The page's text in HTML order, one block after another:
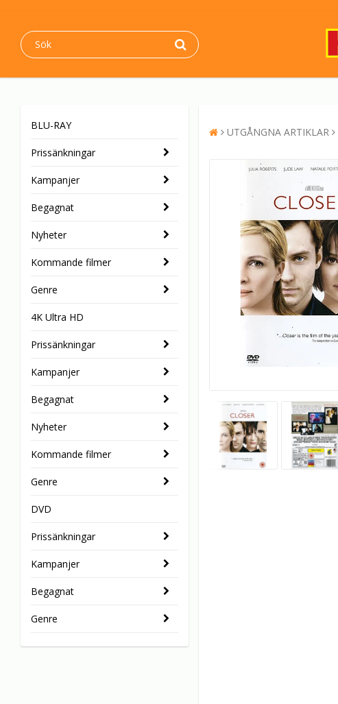
BLU-RAY
Prissänkningar
Kampanjer
Begagnat
Nyheter
Kommande filmer
Genre
4K Ultra HD
Prissänkningar
Kampanjer
Begagnat
Nyheter
Kommande filmer
Genre
DVD
Prissänkningar
Kampanjer
Begagnat
Genre
UTGÅNGNA ARTIKLAR